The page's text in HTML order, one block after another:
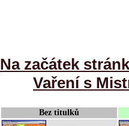
Na začátek
Vaření s
Bez titulků